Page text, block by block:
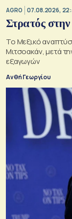
AGRO 07.08.2026,
Στρατός
Το Μεξικό
Μιτσοακάν, μετά
εξαγωγών
Ανθή Γεωργίου